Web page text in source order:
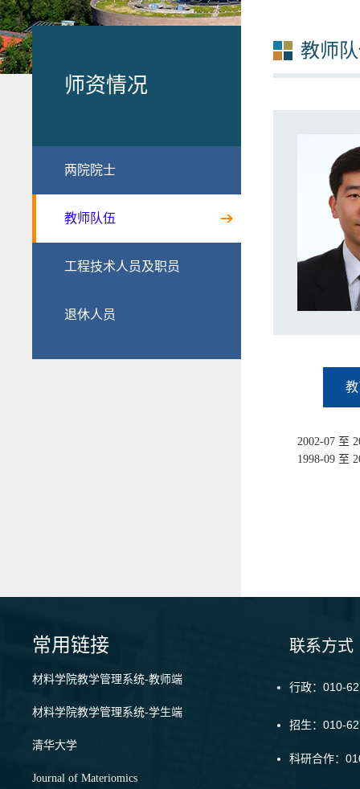
师资情况
两院院士
教师队伍
工程技术人员及职员
退休人员
教师
2002-07 至
1998-09 至
常用链接
材料学院教学管理系统-教师端
材料学院教学管理系统-学生端
清华大学
Journal of Materiomics
联系方式
行政：010-
招生：010-
科研合作：